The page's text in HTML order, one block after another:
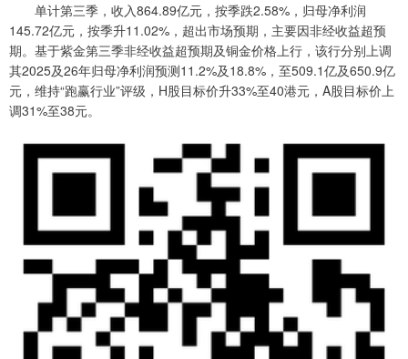
单计第三季，收入864.89亿元，按季跌2.58%，归母净利润
145.72亿元，按季升11.02%，超出市场预期，主要因非经收益超预
期。基于紫金第三季非经收益超预期及铜金价格上行，该行分别上调
其2025及26年归母净利润预测11.2%及18.8%，至509.1亿及650.9亿
元，维持“跑赢行业”评级，H股目标价升33%至40港元，A股目标价上
调31%至38元。